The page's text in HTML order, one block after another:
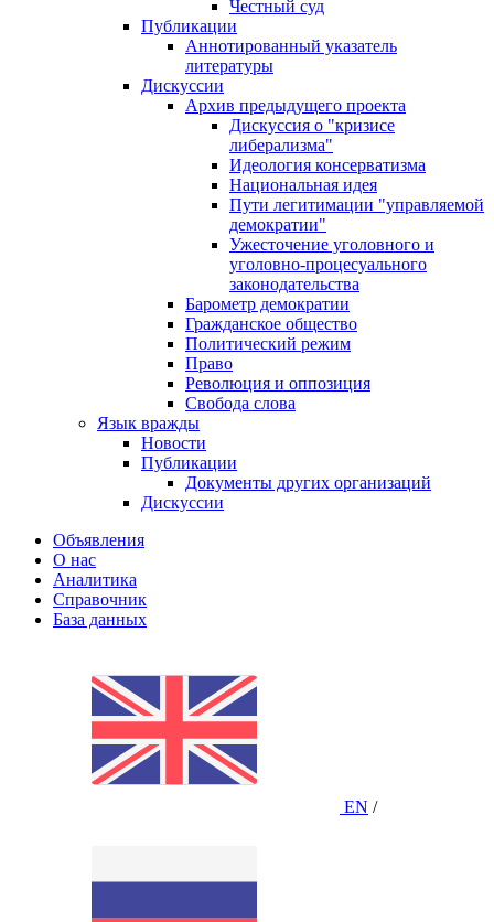
Честный суд
Публикации
Аннотированный указатель
литературы
Дискуссии
Архив предыдущего проекта
Дискуссия о "кризисе
либерализма"
Идеология консерватизма
Национальная идея
Пути легитимации "управляемой
демократии"
Ужесточение уголовного и
уголовно-процесуального
законодательства
Барометр демократии
Гражданское общество
Политический режим
Право
Революция и оппозиция
Свобода слова
Язык вражды
Новости
Публикации
Документы других организаций
Дискуссии
Объявления
О нас
Аналитика
Справочник
База данных
EN /